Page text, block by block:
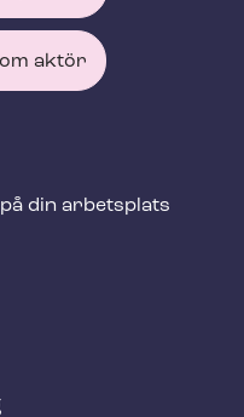
aktör
din arbetsplats